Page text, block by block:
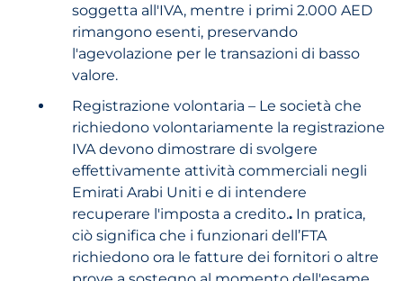
soggetta all'IVA, mentre i primi 2.000 AED
rimangono esenti, preservando
l'agevolazione per le transazioni di basso
valore.
Registrazione volontaria – Le società che
richiedono volontariamente la registrazione
IVA devono dimostrare di svolgere
effettivamente attività commerciali negli
Emirati Arabi Uniti e di intendere
recuperare l'imposta a credito.. In pratica,
ciò significa che i funzionari dell’FTA
richiedono ora le fatture dei fornitori o altre